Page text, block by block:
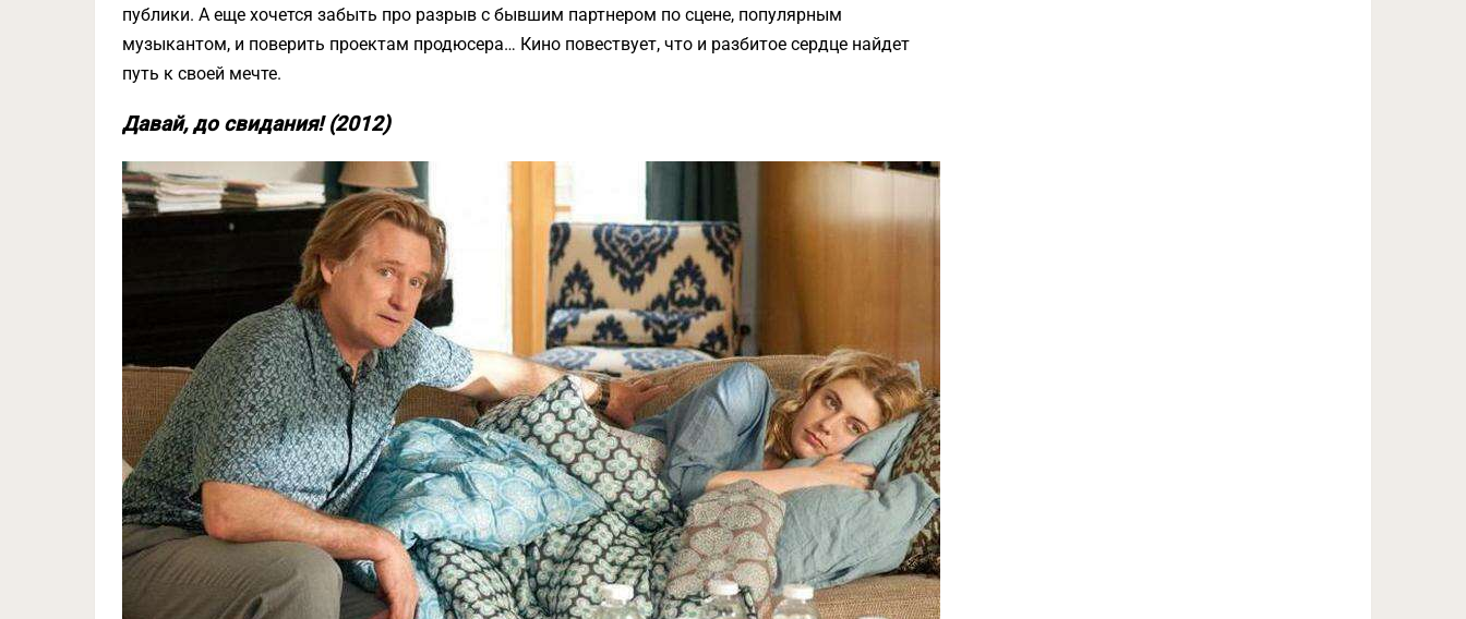
публики. А еще хочется забыть про разрыв с бывшим партнером по сцене, популярным
музыкантом, и поверить проектам продюсера… Кино повествует, что и разбитое сердце найдет
путь к своей мечте.
Давай, до свидания! (2012)